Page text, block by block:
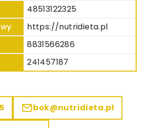
48513122325
https://nutridieta.pl
8831566286
241457187
bok@nutridieta.pl